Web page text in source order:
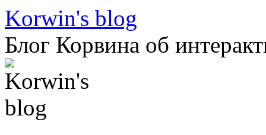
Перейти
содержимому
Korwin's blog
Блог Корвина об